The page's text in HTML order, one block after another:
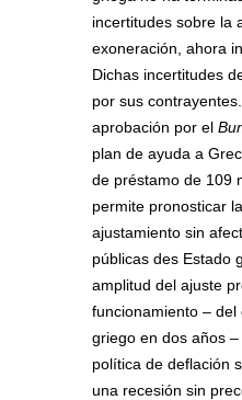
incertitudes sobre la
exoneración, ahora
Dichas incertitudes
por sus
aprobación por el
plan de ayuda a
de préstamo de 109
permite pronosticar
ajustamiento sin
públicas des Estado
amplitud del ajuste
funcionamiento – del
griego en dos años
política de deflación
una recesión sin